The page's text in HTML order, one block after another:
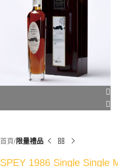
首頁 限量禮品
SPEY 1986 Single Single